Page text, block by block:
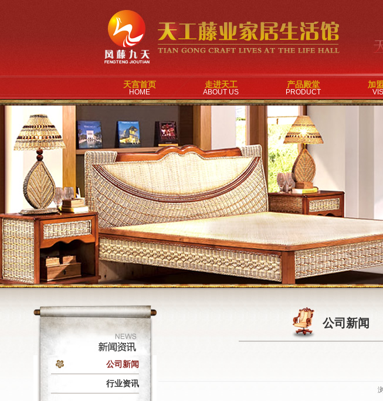
天宫首页
HOME
走进天工
ABOUT US
产品殿堂
PRODUCT
加
公司新闻
行业资讯
公司新闻